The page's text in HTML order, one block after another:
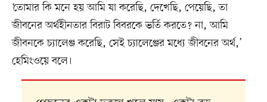
‘তোমার কি মনে হয় আমি যা করেছি, দেখেছি, পেয়েছি, তা
জীবনের অর্থহীনতার বিরাট বিবরকে ভর্তি করতে? না, আমি
জীবনকে চ্যালেঞ্জ করেছি, সেই চ্যালেঞ্জের মধ্যে জীবনের অর্থ,’
হেমিংওয়ে বলে।